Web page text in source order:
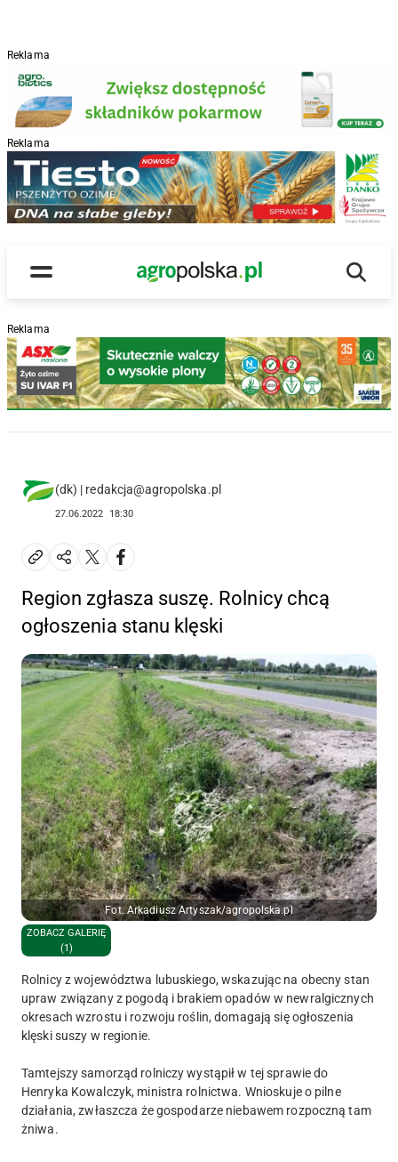
Reklama
Reklama
Menu
Main Logo
Reklama
(dk) | redakcja@agropolska.pl
27.06.2022 18:30
Region zgłasza suszę. Rolnicy chcą
ogłoszenia stanu klęski
Fot. Arkadiusz Artyszak/agropolska.pl
ZOBACZ GALERIĘ
(1)
Rolnicy z województwa lubuskiego, wskazując na obecny stan
upraw związany z pogodą i brakiem opadów w newralgicznych
okresach wzrostu i rozwoju roślin, domagają się ogłoszenia
klęski suszy w regionie.
Tamtejszy samorząd rolniczy wystąpił w tej sprawie do
Henryka Kowalczyk, ministra rolnictwa. Wnioskuje o pilne
działania, zwłaszcza że gospodarze niebawem rozpoczną tam
żniwa.